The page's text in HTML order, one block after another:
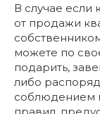
В случае если
от продажи
можете по
подарить,
либо
соблюдением